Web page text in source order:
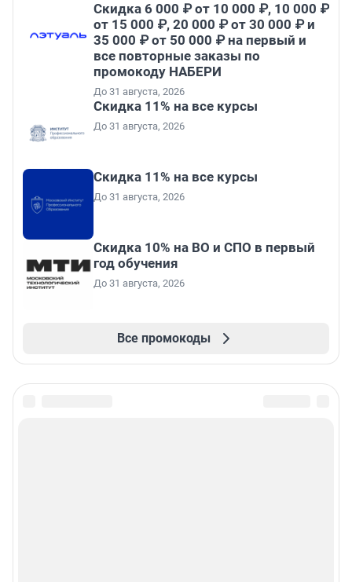
Скидка 6 000 ₽ от 10 000 ₽, 10 000 ₽
от 15 000 ₽, 20 000 ₽ от 30 000 ₽ и
35 000 ₽ от 50 000 ₽ на первый и
все повторные заказы по
промокоду НАБЕРИ
До 31 августа, 2026
Скидка 11% на все курсы
До 31 августа, 2026
Скидка 11% на все курсы
До 31 августа, 2026
Скидка 10% на ВО и СПО в первый
год обучения
До 31 августа, 2026
Все промокоды